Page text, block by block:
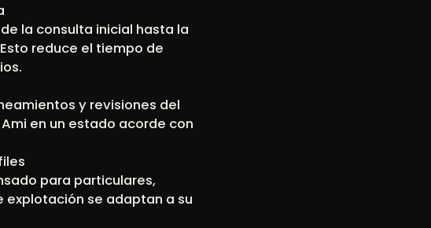
la consulta inicial hasta la
reduce el tiempo de
y revisiones del
en un estado acorde con
para particulares,
explotación se adaptan a su